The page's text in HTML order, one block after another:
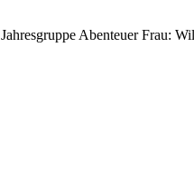
Jahresgruppe Abenteuer Frau: